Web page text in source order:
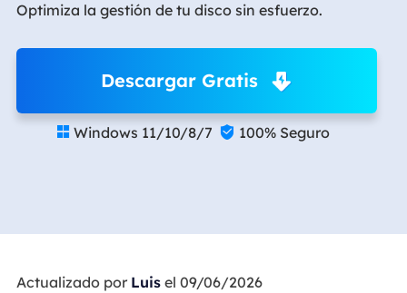
Optimiza la gestión de tu disco sin esfuerzo.
Descargar Gratis
 Windows 11/10/8/7  100% Seguro
Actualizado por Luisel 09/06/2026